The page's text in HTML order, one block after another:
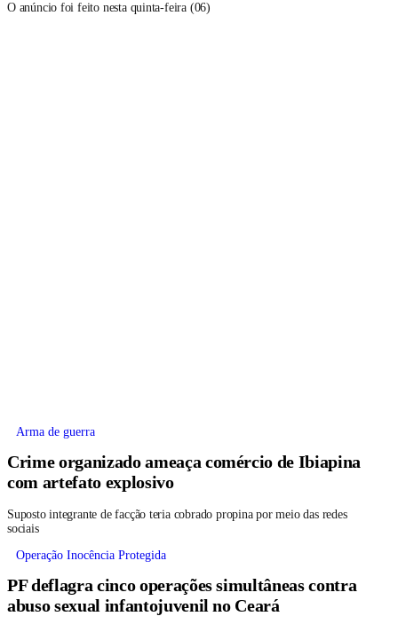
O anúncio foi feito nesta quinta-feira (06)
Arma de guerra
Crime organizado ameaça comércio de Ibiapina
com artefato explosivo
Suposto integrante de facção teria cobrado propina por meio das redes
sociais
Operação Inocência Protegida
PF deflagra cinco operações simultâneas contra
abuso sexual infantojuvenil no Ceará